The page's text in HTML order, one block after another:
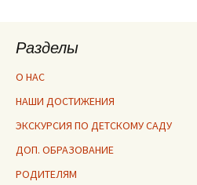
Разделы
О НАС
НАШИ ДОСТИЖЕНИЯ
ЭКСКУРСИЯ ПО ДЕТСКОМУ САДУ
ДОП. ОБРАЗОВАНИЕ
РОДИТЕЛЯМ